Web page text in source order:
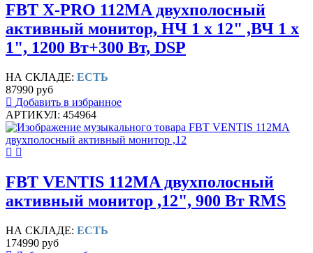
FBT X-PRO 112MA двухполосный
активный монитор, НЧ 1 х 12" ,ВЧ 1 х
1", 1200 Вт+300 Вт, DSP
НА СКЛАДЕ: ЕСТЬ
87990 руб
Добавить в избранное
АРТИКУЛ: 454964
FBT VENTIS 112MA двухполосный
активный монитор ,12", 900 Вт RMS
НА СКЛАДЕ: ЕСТЬ
174990 руб